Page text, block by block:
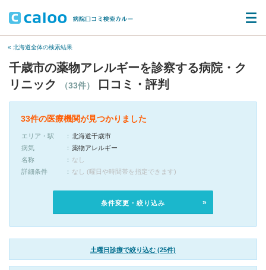
« 北海道全体の検索結果
千歳市の薬物アレルギーを診察する病院・ク
リニック
（33件） 口コミ・評判
33件の医療機関が見つかりました
エリア・駅
北海道千歳市
病気
薬物アレルギー
名称
なし
詳細条件
なし (曜日や時間帯を指定できます)
条件変更・絞り込み
土曜日診療で絞り込む (25件)